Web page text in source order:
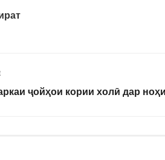
ҷойҳои кории холӣ дар